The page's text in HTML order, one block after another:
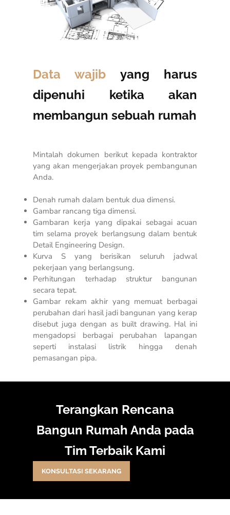
Data wajib yang harus
dipenuhi ketika akan
membangun sebuah rumah
Mintalah dokumen berikut kepada kontraktor
yang akan mengerjakan proyek pembangunan
Anda.
Denah rumah dalam bentuk dua dimensi.
Gambar rancang tiga dimensi.
Gambaran kerja yang dipakai sebagai acuan
tim selama proyek berlangsung dalam bentuk
Detail Engineering Design.
Kurva S yang berisikan seluruh jadwal
pekerjaan yang berlangsung.
Perhitungan terhadap struktur bangunan
secara tepat.
Gambar rekam akhir yang memuat berbagai
perubahan dari hasil jadi bangunan yang kerap
disebut juga dengan as built drawing. Hal ini
mengadopsi berbagai perubahan lapangan
seperti instalasi listrik hingga denah
pemasangan pipa.
Terangkan Rencana
Bangun Rumah Anda pada
Tim Terbaik Kami
KONSULTASI SEKARANG